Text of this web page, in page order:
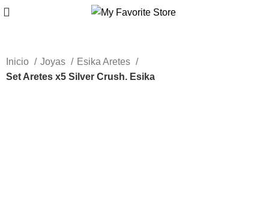
Inicio Joyas
Esika Aretes
Set Aretes x5 Silver Crush. Esika